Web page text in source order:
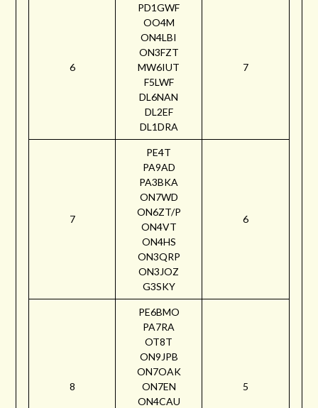
6
PD1GWF
OO4M
ON4LBI
ON3FZT
MW6IUT
F5LWF
DL6NAN
DL2EF
DL1DRA
7
7
PE4T
PA9AD
PA3BKA
ON7WD
ON6ZT/P
ON4VT
ON4HS
ON3QRP
ON3JOZ
G3SKY
6
8
PE6BMO
PA7RA
OT8T
ON9JPB
ON7OAK
ON7EN
ON4CAU
5